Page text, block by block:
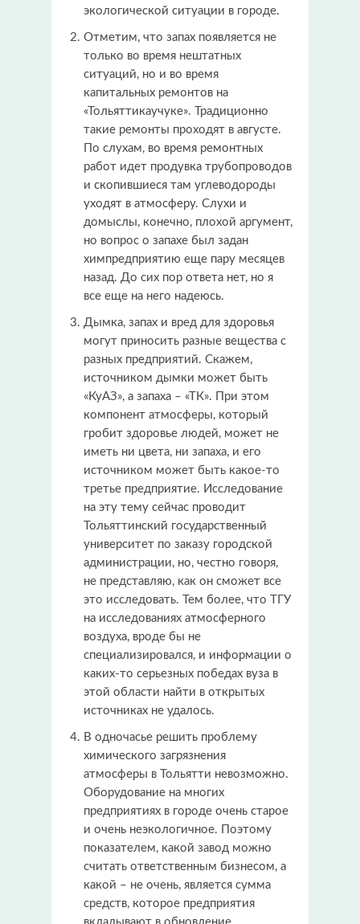
экологической ситуации в городе.
Отметим, что запах появляется не
только во время нештатных
ситуаций, но и во время
капитальных ремонтов на
«Тольяттикаучуке». Традиционно
такие ремонты проходят в августе.
По слухам, во время ремонтных
работ идет продувка трубопроводов
и скопившиеся там углеводороды
уходят в атмосферу. Слухи и
домыслы, конечно, плохой аргумент,
но вопрос о запахе был задан
химпредприятию еще пару месяцев
назад. До сих пор ответа нет, но я
все еще на него надеюсь.
Дымка, запах и вред для здоровья
могут приносить разные вещества с
разных предприятий. Скажем,
источником дымки может быть
«КуАЗ», а запаха – «ТК». При этом
компонент атмосферы, который
гробит здоровье людей, может не
иметь ни цвета, ни запаха, и его
источником может быть какое-то
третье предприятие. Исследование
на эту тему сейчас проводит
Тольяттинский государственный
университет по заказу городской
администрации, но, честно говоря,
не представляю, как он сможет все
это исследовать. Тем более, что ТГУ
на исследованиях атмосферного
воздуха, вроде бы не
специализировался, и информации о
каких-то серьезных победах вуза в
этой области найти в открытых
источниках не удалось.
В одночасье решить проблему
химического загрязнения
атмосферы в Тольятти невозможно.
Оборудование на многих
предприятиях в городе очень старое
и очень неэкологичное. Поэтому
показателем, какой завод можно
считать ответственным бизнесом, а
какой – не очень, является сумма
средств, которое предприятия